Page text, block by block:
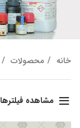
خانه محصولات
مشاهده فیلترها